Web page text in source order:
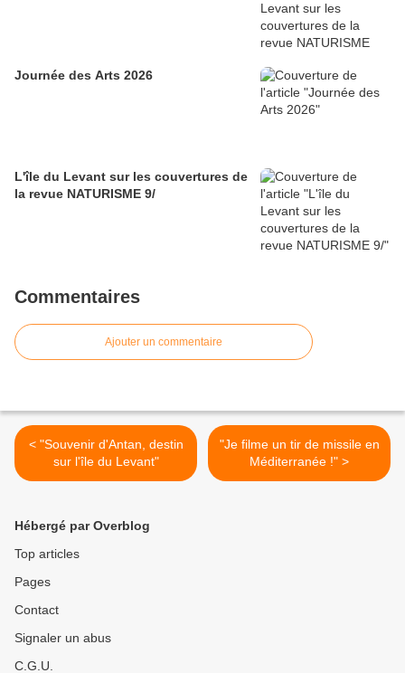
Journée des Arts 2026
L'île du Levant sur les couvertures de
la revue NATURISME 9/
Commentaires
Ajouter un commentaire
< "Souvenir d'Antan, destin
sur l'île du Levant"
"Je filme un tir de missile en
Méditerranée !" >
Hébergé par Overblog
Top articles
Pages
Contact
Signaler un abus
C.G.U.